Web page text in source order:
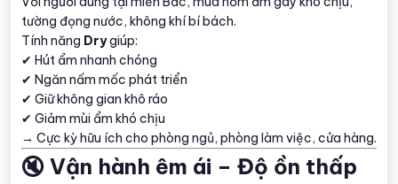
tường đọng nước, không khí bí bách.
Tính năng Drygiúp:
✔ Hút ẩm nhanh chóng
✔ Ngăn nấm mốc phát triển
✔ Giữ không gian khô ráo
✔ Giảm mùi ẩm khó chịu
→ Cực kỳ hữu ích cho phòng ngủ, phòng làm việc, cửa hàng.
🔇 Vận hành êm ái – Độ ồn thấp